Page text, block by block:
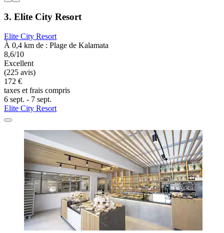
3. Elite City Resort
Elite City Resort
À 0,4 km de : Plage de Kalamata
8,6/10
Excellent
(225 avis)
172 €
taxes et frais compris
6 sept. - 7 sept.
Elite City Resort